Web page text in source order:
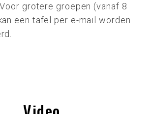
grotere groepen (vanaf 8
een tafel per e-mail worden